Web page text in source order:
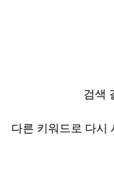
검색
다른 키워드로 다시